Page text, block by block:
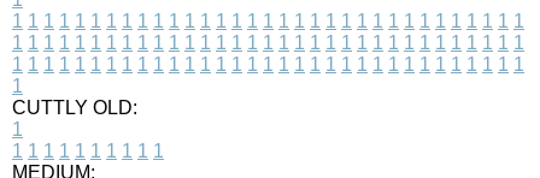
1 1 1 1 1 1 1 1 1 1 1 1 1 1 1 1 1 1 1 1 1 1 1 1 1 1 1 1 1 1 1 1 1
1 1 1 1 1 1 1 1 1 1 1 1 1 1 1 1 1 1 1 1 1 1 1 1 1 1 1 1 1 1 1 1 1
1 1 1 1 1 1 1 1 1 1 1 1 1 1 1 1 1 1 1 1 1 1 1 1 1 1 1 1 1 1 1 1 1
1
CUTTLY OLD:
1
1 1 1 1 1 1 1 1 1 1
MEDIUM: